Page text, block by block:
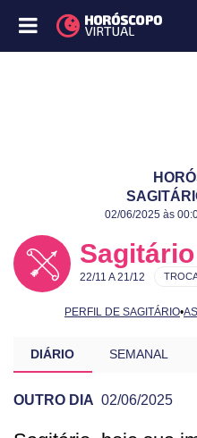
Publicado:
02/06/2025
Atualizado:
02/06/2025
02/06/2025 às
Sagitário
22/11 A 21/12
PERFIL DE SAGITÁRIO•
DIÁRIO SEMANAL
OUTRO DIA 02/06/2025